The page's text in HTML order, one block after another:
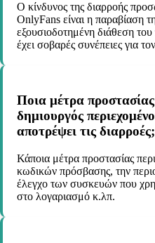
Ο κίνδυνος της διαρροής
OnlyFans είναι η παραβίαση
εξουσιοδοτημένη διάθεση
έχει σοβαρές συνέπειες για
Ποια μέτρα
δημιουργός
αποτρέψει τις διαρροές;
Κάποια μέτρα προστασίας
κωδικών πρόσβασης, την
έλεγχο των συσκευών που
στο λογαριασμό κ.λπ.